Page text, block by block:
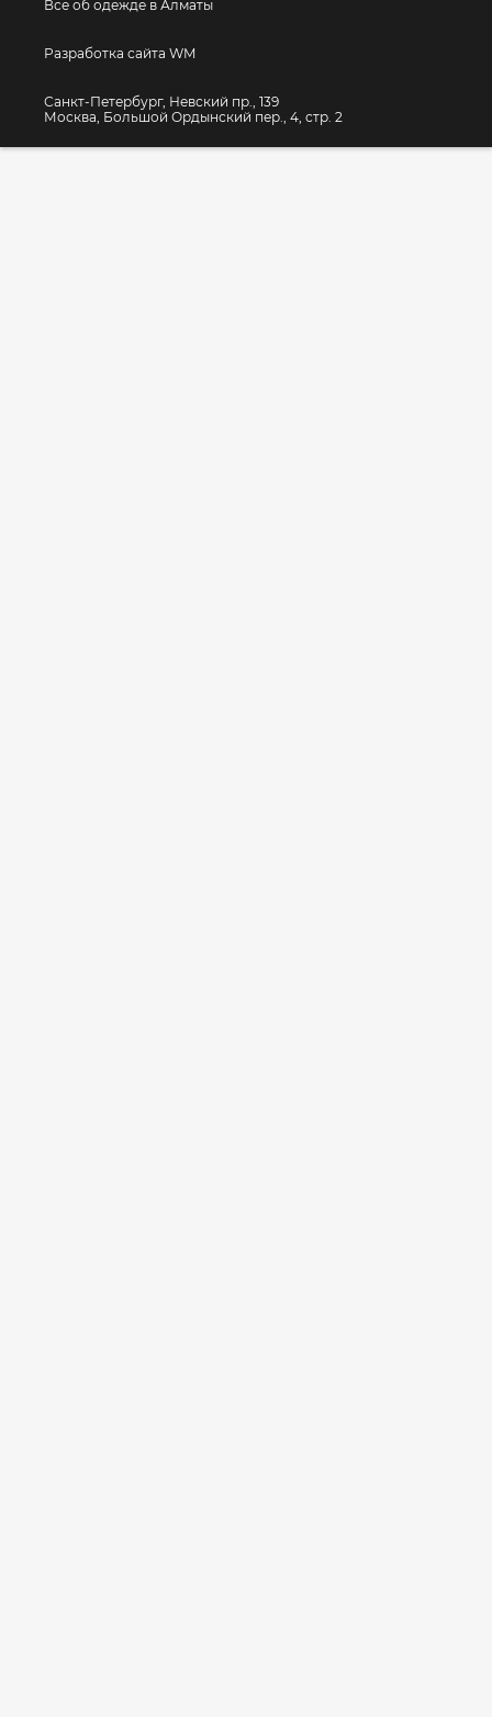
Все об одежде в Алматы
Разработка сайта WM
Санкт-Петербург, Невский пр., 139
Москва, Большой Ордынский пер., 4, стр. 2